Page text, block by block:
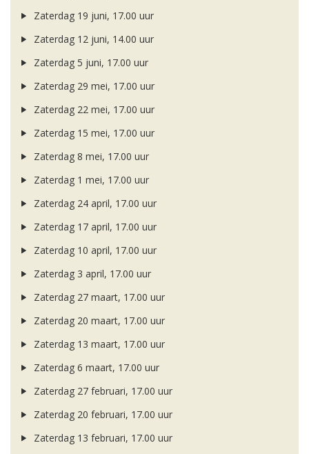
Zaterdag 19 juni, 17.00 uur
Zaterdag 12 juni, 14.00 uur
Zaterdag 5 juni, 17.00 uur
Zaterdag 29 mei, 17.00 uur
Zaterdag 22 mei, 17.00 uur
Zaterdag 15 mei, 17.00 uur
Zaterdag 8 mei, 17.00 uur
Zaterdag 1 mei, 17.00 uur
Zaterdag 24 april, 17.00 uur
Zaterdag 17 april, 17.00 uur
Zaterdag 10 april, 17.00 uur
Zaterdag 3 april, 17.00 uur
Zaterdag 27 maart, 17.00 uur
Zaterdag 20 maart, 17.00 uur
Zaterdag 13 maart, 17.00 uur
Zaterdag 6 maart, 17.00 uur
Zaterdag 27 februari, 17.00 uur
Zaterdag 20 februari, 17.00 uur
Zaterdag 13 februari, 17.00 uur